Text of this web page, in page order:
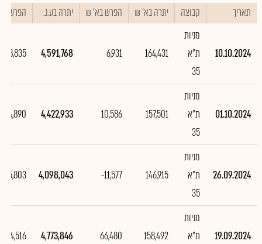
תאריך קבוצה יתרה בא' ₪ הפרש בא' ₪ יתרה בע.נ. הפרש
10.10.2024
מניות
ת"א
35
164,431
6,931
4,591,768
168,835
01.10.2024
מניות
ת"א
35
157,501
10,586
4,422,933
324,890
26.09.2024
מניות
ת"א
35
146,915
-11,577
4,098,043
19.09.2024
מניות
ת"א
158,492
66,480
4,773,846